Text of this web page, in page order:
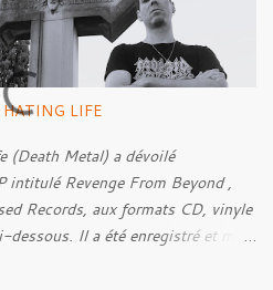
LIFE
(Death Metal) a dévoilé
intitulé Revenge From Beyond ,
Records, aux formats CD, vinyle
Il a été enregistré et mixé